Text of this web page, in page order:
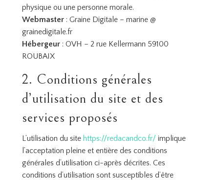
physique ou une personne morale.
Webmaster: Graine Digitale – marine @
grainedigitale.fr
Hébergeur: OVH – 2 rue Kellermann 59100
ROUBAIX
2. Conditions générales
d’utilisation du site et des
services proposés
L’utilisation du site https://redacandco.fr/ implique
l’acceptation pleine et entière des conditions
générales d’utilisation ci-après décrites. Ces
conditions d’utilisation sont susceptibles d’être